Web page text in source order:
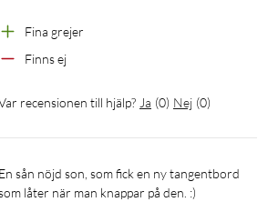
plastchassi
10/11, PC, laptop, spelkonsol
Trust GXT 871
till USB-C-kabel
Fina grejer
Finns ej
recensionen till hjälp? Ja (0) Nej (0)
En sån nöjd son, som fick en ny tangentbord
låter när man knappar på den. :)